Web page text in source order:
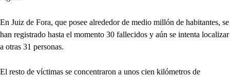
En Juiz de Fora, que posee alrededor de medio millón de habitantes, se
han registrado hasta el momento 30 fallecidos y aún se intenta localizar
a otras 31 personas.
El resto de víctimas se concentraron a unos cien kilómetros de